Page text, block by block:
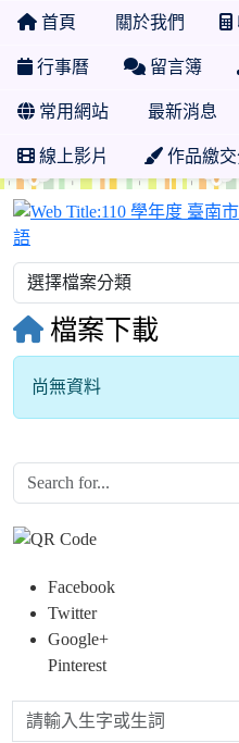
首頁 關於我們
行事曆 留言簿
常用網站 最新消息
線上影片 作品繳
檔案下載
尚無資料
Facebook
Twitter
Google+
Pinterest
請輸入生字或生詞